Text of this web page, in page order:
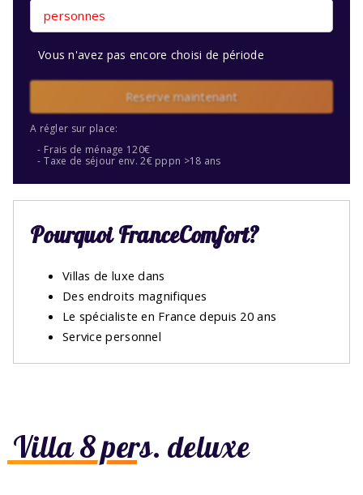
Villa 8 pers. deluxe
personnes
Vous n'avez pas encore choisi de période
Reserve maintenant
A régler sur place:
Frais de ménage 120€
Taxe de séjour env. 2€ pppn >18 ans
Pourquoi FranceComfort?
Villas de luxe dans
Des endroits magnifiques
Le spécialiste en France depuis 20 ans
Service personnel